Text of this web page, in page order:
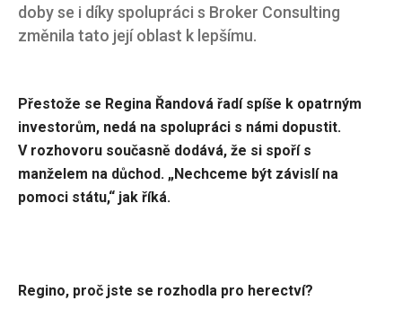
doby se i díky spolupráci s Broker Consulting
změnila tato její oblast k lepšímu.
Přestože se Regina Řandová řadí spíše k opatrným
investorům, nedá na spolupráci s námi dopustit.
V rozhovoru současně dodává, že si spoří s
manželem na důchod. „Nechceme být závislí na
pomoci státu,“ jak říká.
Regino, proč jste se rozhodla pro herectví?